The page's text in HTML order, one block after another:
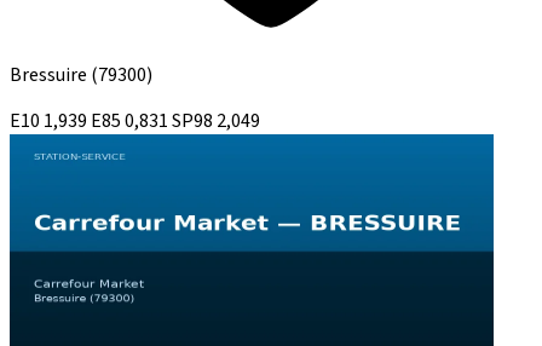
Bressuire (79300)
E10 1,939 E850,831SP98 2,049